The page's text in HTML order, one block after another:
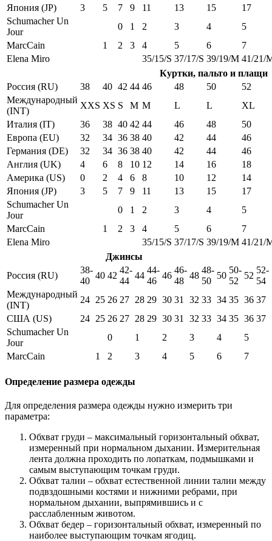
Япония (JP)
3 5 7 9 11 13 15
17
Schumacher Un
Jour
0 1 2 3 4
5
MarcCain
1 2 3 4 5 6
7
Elena Miro
35/15/S 37/17/S 39/19/M 41/21/
Куртки, пальто и плащи
Россия (RU)
38 40 42 44 46 48 50
52
Международный
(INT)
XXS XS S M M L L
XL
Италия (IT)
36 38 40 42 44 46 48
50
Европа (EU)
32 34 36 38 40 42 44
46
Германия (DE)
32 34 36 38 40 42 44
46
Англия (UK)
4 6 8 10 12 14 16
18
Америка (US)
0 2 4 6 8 10 12
14
Япония (JP)
3 5 7 9 11 13 15
17
Schumacher Un
Jour
0 1 2 3 4
5
MarcCain
1 2 3 4 5 6
7
Elena Miro
35/15/S 37/17/S 39/19/M 41/21/
Джинсы
Россия (RU)
38-
40
40 42
42-
44
44
44-
46
46
46-
48
48
48-
50
50
50-
52
52
52-
54
Международный
(INT)
24 25 26 27 28 29 30 31 32 33 34 35 36 37
США (US)
24 25 26 27 28 29 30 31 32 33 34 35 36 37
Schumacher Un
Jour
0 1 2 3 4
5
MarcCain
1 2 3 4 5 6 7
Определение размера одежды
Для определения размера одежды нужно измерить три
параметра:
Обхват груди – максимальный горизонтальный обхват,
измеренный при нормальном дыхании. Измерительная
лента должна проходить по лопаткам, подмышками и
самым выступающим точкам груди.
Обхват талии – обхват естественной линии талии между
подвздошными костями и нижними ребрами, при
нормальном дыхании, выпрямившись и с
расслабленным животом.
Обхват бедер – горизонтальный обхват, измеренный по
наиболее выступающим точкам ягодиц.